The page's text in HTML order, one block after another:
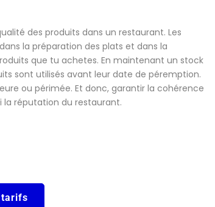
des produits dans un restaurant. Les
la préparation des plats et dans la
que tu achetes. En maintenant un stock
sont utilisés avant leur date de péremption.
ou périmée. Et donc, garantir la cohérence
la réputation du restaurant.
tarifs